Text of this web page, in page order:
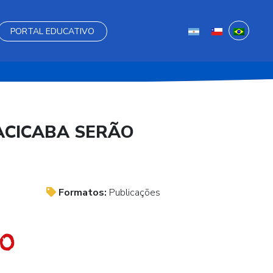
PORTAL EDUCATIVO
SERÃO
Formatos: Publicações